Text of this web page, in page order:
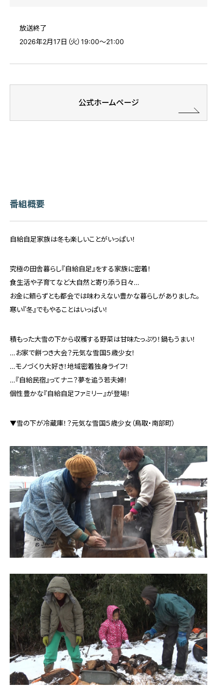
放送終了
2026年2月17日（火）19:00～21:00
公式ホームページ
番組概要
自給自足家族は冬も楽しいことがいっぱい！
究極の田舎暮らし『自給自足』をする家族に密着！
食生活や子育てなど大自然と寄り添う日々…
お金に頼らずとも都会では味わえない豊かな暮らしがありました。
寒い『冬』でもやることはいっぱい！
積もった大雪の下から収穫する野菜は甘味たっぷり！鍋もうまい！
…お家で餅つき大会？元気な雪国５歳少女！
…モノづくり大好き！地域密着独身ライフ！
…『自給民宿』ってナニ？夢を追う若夫婦！
個性豊かな『自給自足ファミリー』が登場！
▼雪の下が冷蔵庫！？元気な雪国５歳少女（鳥取・南部町）